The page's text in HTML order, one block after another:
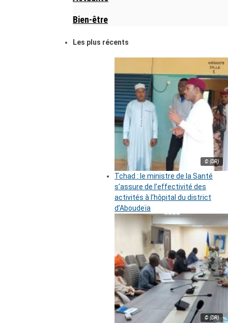
Bien-être
Les plus récents
© (DR)
Tchad : le ministre de la Santé
s’assure de l’effectivité des
activités à l’hôpital du district
d’Aboudeïa
© (DR)